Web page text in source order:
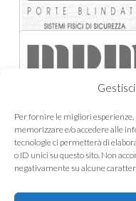
Per fornire le migliori
memorizzare e/o accedere alle
tecnologie ci permetterà di
o ID unici su questo sito. Non
negativamente su alcune